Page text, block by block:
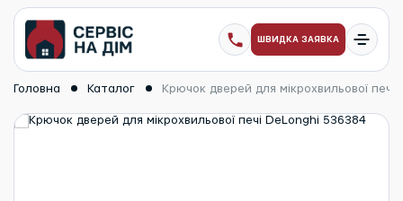
ШВИДКА ЗАЯВКА
Головна Каталог Крючок дверей для мікрохвильової